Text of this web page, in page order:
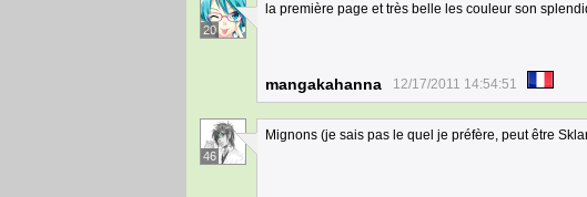
20
la première page et très belle les couleur son
mangakahanna 12/17/2011 14:54:51
46
Mignons (je sais pas le quel je préfère, peut être